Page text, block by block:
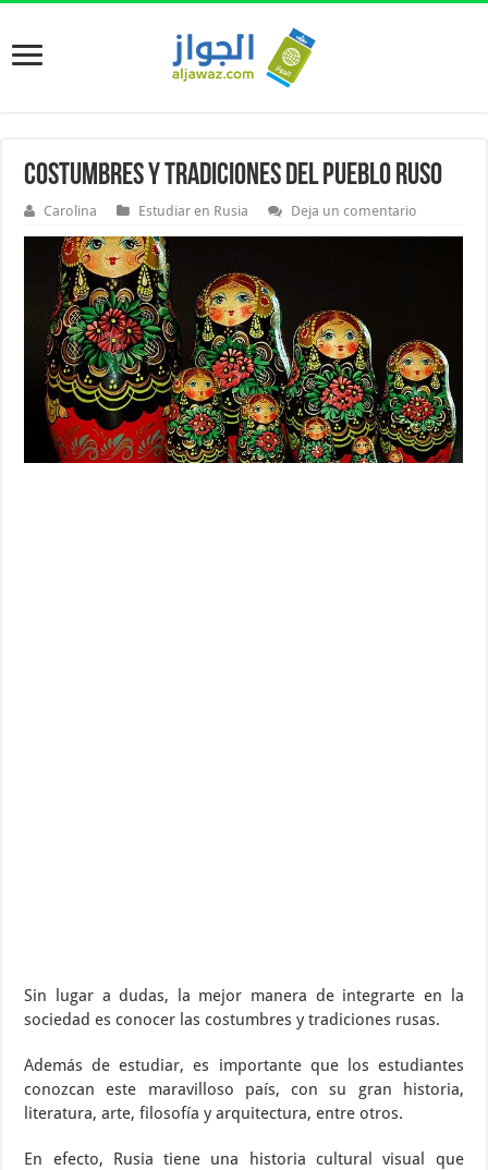
Costumbres y tradiciones del pueblo ruso
Carolina Estudiar en Rusia Deja un comentario
Sin lugar a dudas, la mejor manera de integrarte en la
sociedad es conocer las costumbres y tradiciones rusas.
Además de estudiar, es importante que los estudiantes
conozcan este maravilloso país, con su gran historia,
literatura, arte, filosofía y arquitectura, entre otros.
En efecto, Rusia tiene una historia cultural visual que